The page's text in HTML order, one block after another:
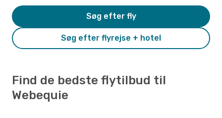
Søg efter flyrejse + hotel
Søg efter fly
Find de bedste flytilbud til
Webequie